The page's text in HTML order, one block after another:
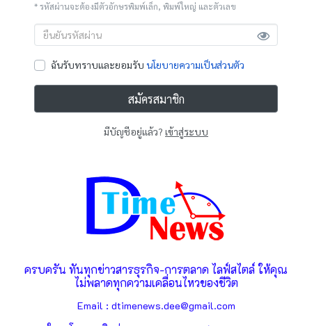
* รหัสผ่านจะต้องมีตัวอักษรพิมพ์เล็ก, พิมพ์ใหญ่ และตัวเลข
ฉันรับทราบและยอมรับ นโยบายความเป็นส่วนตัว
สมัครสมาชิก
มีบัญชีอยู่แล้ว? เข้าสู่ระบบ
ครบครัน ทันทุกข่าวสารธุรกิจ-การตลาด ไลฟ์สไตล์ ให้คุณ
ไม่พลาดทุกความเคลื่อนไหวของชีวิต
Email : dtimenews.dee@gmail.com